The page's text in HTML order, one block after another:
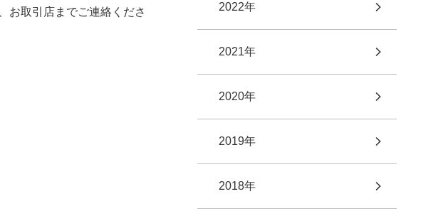
お取引店までご連絡くださ
2022年
2021年
2020年
2019年
2018年